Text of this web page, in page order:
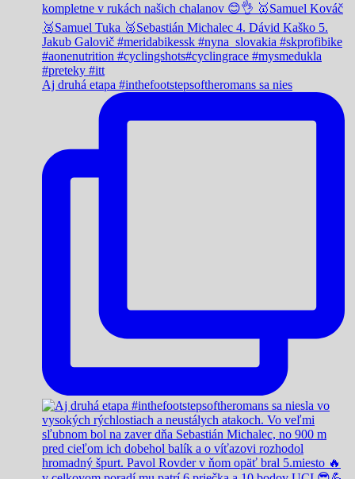
Aj druhá etapa #inthefootstepsoftheromans sa nies